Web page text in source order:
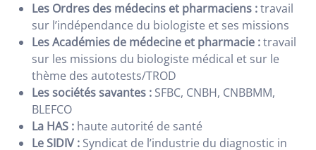
Les Ordres des médecins et pharmaciens :travail
sur l’indépendance du biologiste et ses missions
Les Académies de médecine et pharmacie :travail
sur les missions du biologiste médical et sur le
thème des autotests/TROD
Les sociétés savantes : SFBC, CNBH, CNBBMM,
BLEFCO
La HAS : haute autorité de santé
Le SIDIV : Syndicat de l’industrie du diagnostic in